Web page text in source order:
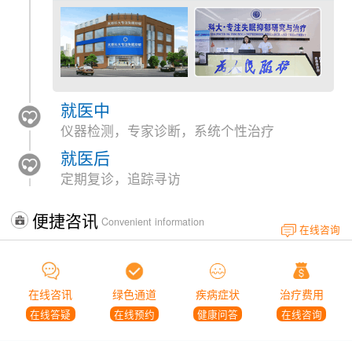
就医中
仪器检测，专家诊断，系统个性治疗
就医后
定期复诊，追踪寻访
便捷咨讯 Convenient information
在线咨询
在线咨讯
在线答疑
绿色通道
在线预约
疾病症状
健康问答
治疗费用
在线咨询